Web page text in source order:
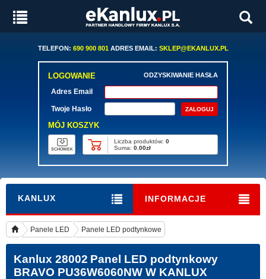
TELEFON: 690 900 801ADRES EMAIL: SKLEP@EKANLUX.PL
LOGOWANIE ODZYSKIWANIE HASŁA
Adres Email
Twoje Hasło
MÓJ KOSZYK
SCHOWEK
Liczba produktów: 0
Suma: 0.00zł
KANLUX INFORMACJE
Panele LED Panele LED podtynkowe
Kanlux 28002 Panel LED podtynkowy
BRAVO PU36W6060NW W KANLUX